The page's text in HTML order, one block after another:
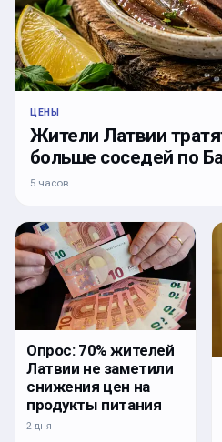
ЦЕНЫ
Жители Латвии
больше соседей по
5 часов
Опрос: 70% жителей
Латвии не заметили
снижения цен на
продукты питания
2 дня